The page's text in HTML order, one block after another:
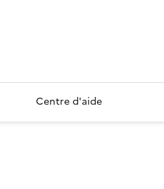
Centre d'aide